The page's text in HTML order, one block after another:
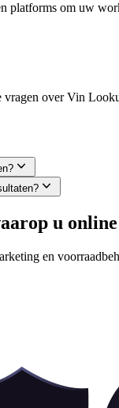
platforms om uw
vragen over Vin
u
en